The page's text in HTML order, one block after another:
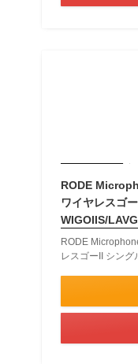
RODE
ワイヤレスゴ
WIGOIIS/
RODE
レスゴーII シング